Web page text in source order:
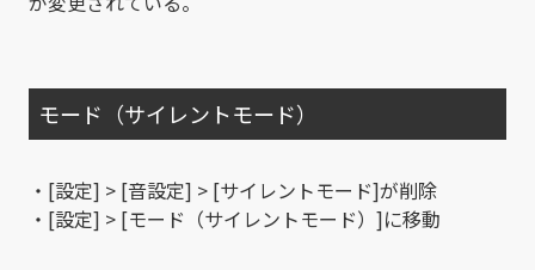
モード（サイレントモード）
・[設定] > [音設定] > [サイレントモード]が削除
・[設定] > [モード（サイレントモード）]に移動